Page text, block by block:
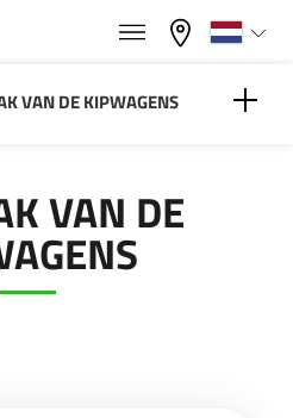
×
×
uw taal
VAN DE KIPWAGENS
VAN DE